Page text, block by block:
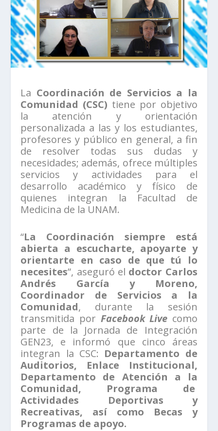
La Coordinación de Servicios a la
Comunidad (CSC) tiene por objetivo
la atención y orientación
personalizada a las y los estudiantes,
profesores y público en general, a fin
de resolver todas sus dudas y
necesidades; además, ofrece múltiples
servicios y actividades para el
desarrollo académico y físico de
quienes integran la Facultad de
Medicina de la UNAM.
“La Coordinación siempre está
abierta a escucharte, apoyarte y
orientarte en caso de que tú lo
necesites”, aseguró el doctor Carlos
Andrés García y Moreno,
Coordinador de Servicios a la
Comunidad, durante la sesión
transmitida por Facebook Live como
parte de la Jornada de Integración
GEN23, e informó que cinco áreas
integran la CSC: Departamento de
Auditorios, Enlace Institucional,
Departamento de Atención a la
Comunidad, Programa de
Actividades Deportivas y
Recreativas, así como Becas y
Programas de apoyo.